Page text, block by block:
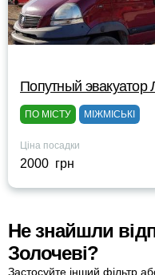
Попутный эвакуатор
ПО МІСТУ МІЖМІСЬКІ
Ціна посадки
2000 грн
Не знайшли
Золочеві?
Застосуйте інший фільтр